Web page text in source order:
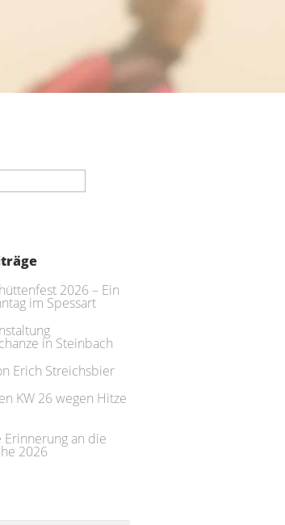
2026 – Ein
im Spessart
in Steinbach
Erich Streichsbier
KW 26 wegen Hitze
Erinnerung an die
2026